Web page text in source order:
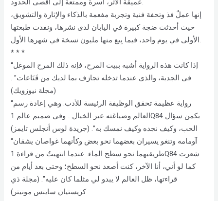
إنها عملٌ فذ وتحفة فنية وتجربة مفعمة بالذكاء والإثارة والتشويق،
حيث أحدثت ضجة كبيرة في اليابان لدى نشرها، ونفدت طبعتها
* * *
“إذا كانت هذه الرواية أشبه ببيت المرح، فإنه ذلك المرح الموغل
في الجدية، والذي عندما تدخله تجازف بما لديك من قَنَاعات” .
(مجلة نيوزويك)
“رواية عظيمة تحقق الوظيفة الرئيسة للأدب: وهي إعادة رسم
العالم وصياغته عبر الخيال… وفي صميم عالم 1Q84 يكمن سؤال
الحب، وكيف نجده وكيف نمسك به”. (جريدة لوس أنجلس تايمز)
“آومامه وتنغو يسيران بعضهما نحو بعض وكأنهما غواصان يشقان
طريقيهما نحو سطح الماء. عندما انتهيتُ من قراءة 1Q84 شعرت
كما لو أني، أنا الآخر، كنت أصعد نحو السطح؛ وحتى بعد أيام من
قراءتها، ظل العالم لا يبدو لي مثلما كان عليه”. (مجلة ذي
كريستيان ساينس مونيتر)